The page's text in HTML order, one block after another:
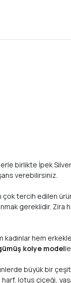
birlikte İpek Silver
verebilirsiniz.
tercih edilen
gereklidir. Zira
hem
kolye model
büyük bir
lotus çiçeği,